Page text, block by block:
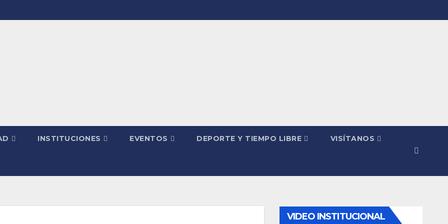
INSTITUCIONES EVENTOS DEPORTE Y TIEMPO LIBRE VISÍTANOS
VIDEO INSTITUCIONAL